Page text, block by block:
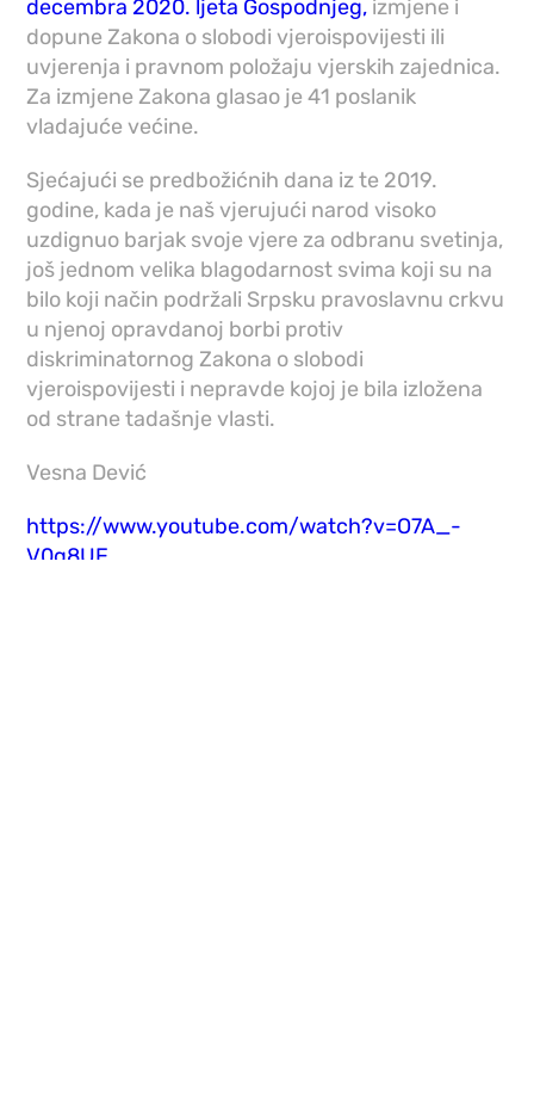
decembra 2020. ljeta Gospodnjeg, izmjene i
dopune Zakona o slobodi vjeroispovijesti ili
uvjerenja i pravnom položaju vjerskih zajednica.
Za izmjene Zakona glasao je 41 poslanik
vladajuće većine.
Sjećajući se predbožićnih dana iz te 2019.
godine, kada je naš vjerujući narod visoko
uzdignuo barjak svoje vjere za odbranu svetinja,
još jednom velika blagodarnost svima koji su na
bilo koji način podržali Srpsku pravoslavnu crkvu
u njenoj opravdanoj borbi protiv
diskriminatornog Zakona o slobodi
vjeroispovijesti i nepravde kojoj je bila izložena
od strane tadašnje vlasti.
Vesna Dević
https://www.youtube.com/watch?v=O7A_-
V0g8UE